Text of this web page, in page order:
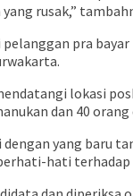
rusak,”
pra bayar
lokasi
dan 40 orang
yang baru
hati